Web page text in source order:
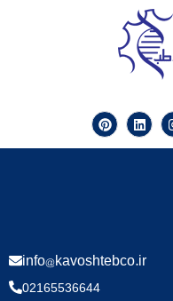
info@kavoshtebco.ir
02165536644